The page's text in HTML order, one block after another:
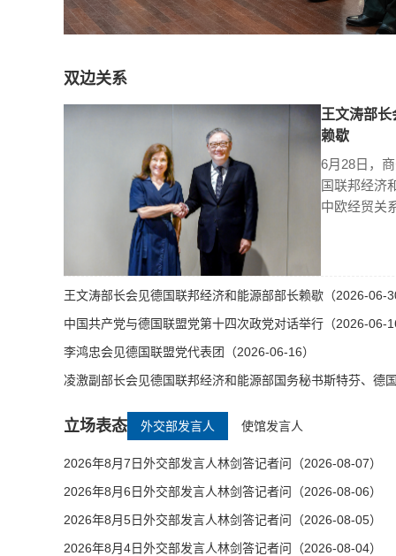
双边关系
王文涛部
赖歇
6月28日，
国联邦经济
中欧经贸关
王文涛部长会见德国联邦经济和能源部部长赖歇（2026-06-
中国共产党与德国联盟党第十四次政党对话举行（2026-06-
李鸿忠会见德国联盟党代表团（2026-06-16）
凌激副部长会见德国联邦经济和能源部国务秘书斯特芬、德
立场表态 外交部发言人 使馆发言人
2026年8月7日外交部发言人林剑答记者问（2026-08-07）
2026年8月6日外交部发言人林剑答记者问（2026-08-06）
2026年8月5日外交部发言人林剑答记者问（2026-08-05）
2026年8月4日外交部发言人林剑答记者问（2026-08-04）